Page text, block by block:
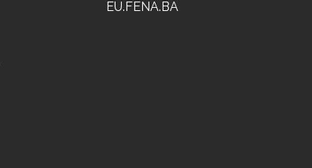
EU.FENA.BA